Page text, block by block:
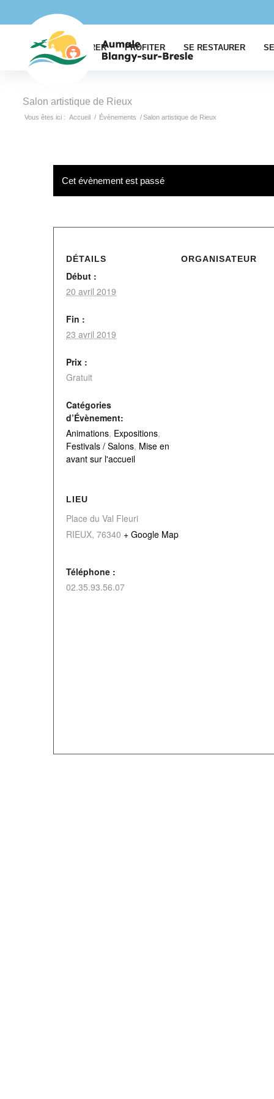
EXPLORER PROFITER SE RESTAURER
Salon artistique de Rieux
Vous êtes ici : Accueil / Évènements /Salon artistique de Rieux
Cet évènement est passé
DÉTAILS
Début :
20 avril 2019
Fin :
23 avril 2019
Prix :
Gratuit
Catégories
d’Évènement:
Animations, Expositions,
Festivals / Salons, Mise en
avant sur l'accueil
ORGANISATEUR
LIEU
Place du Val Fleuri
RIEUX, 76340 + Google Map
Téléphone :
02.35.93.56.07